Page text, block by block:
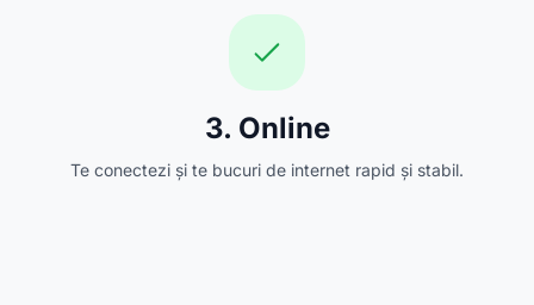
3. Online
Te conectezi și te bucuri de internet rapid și stabil.